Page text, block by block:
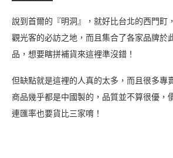
說到首爾的『明洞』，就好比台北的西門町
觀光客的必訪之地，而且集合了各家品牌於
品，想要瞎拼補貨來這裡準沒錯！
但缺點就是這裡的人真的太多，而且很多專
商品幾乎都是中國製的，品質並不算很優，
連匯率也要貨比三家唷！